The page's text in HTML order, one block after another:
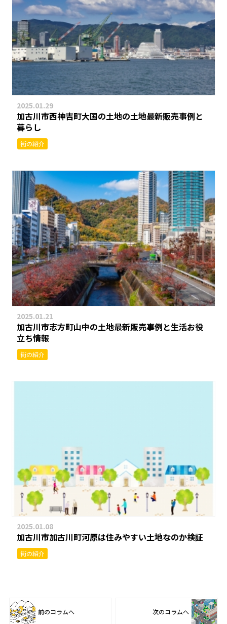
2025.01.29
加古川市西神吉町大国の土地の土地最新販売事例と
暮らし
街の紹介
2025.01.21
加古川市志方町山中の土地最新販売事例と生活お役
立ち情報
街の紹介
2025.01.08
加古川市加古川町河原は住みやすい土地なのか検証
街の紹介
前のコラムへ 次のコラムへ